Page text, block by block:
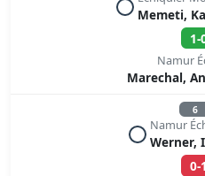
Memeti,
1-
Namur
Marechal,
6
Namur
Werner,
0-1